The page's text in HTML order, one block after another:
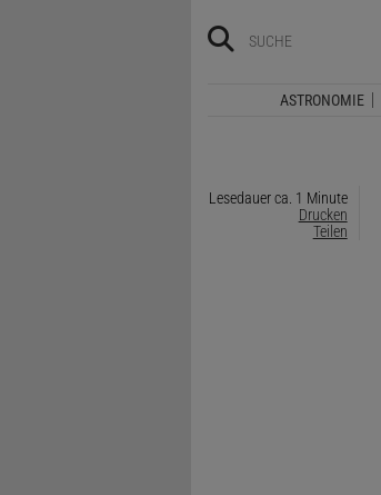
ASTRONOMIE
Lesedauer ca. 1 Minute
Drucken
Teilen